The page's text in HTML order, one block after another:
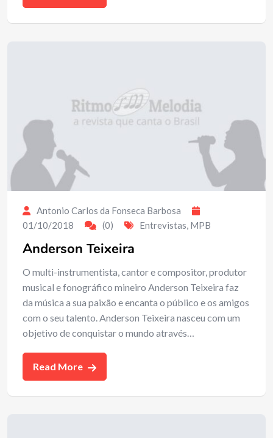
Antonio Carlos da Fonseca Barbosa
01/10/2018
(0) Entrevistas, MPB
Anderson Teixeira
O multi-instrumentista, cantor e compositor, produtor
musical e fonográfico mineiro Anderson Teixeira faz
da música a sua paixão e encanta o público e os amigos
com o seu talento. Anderson Teixeira nasceu com um
objetivo de conquistar o mundo através…
Read More